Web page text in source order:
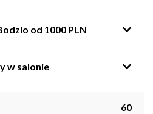
od 1000 PLN
w salonie
60